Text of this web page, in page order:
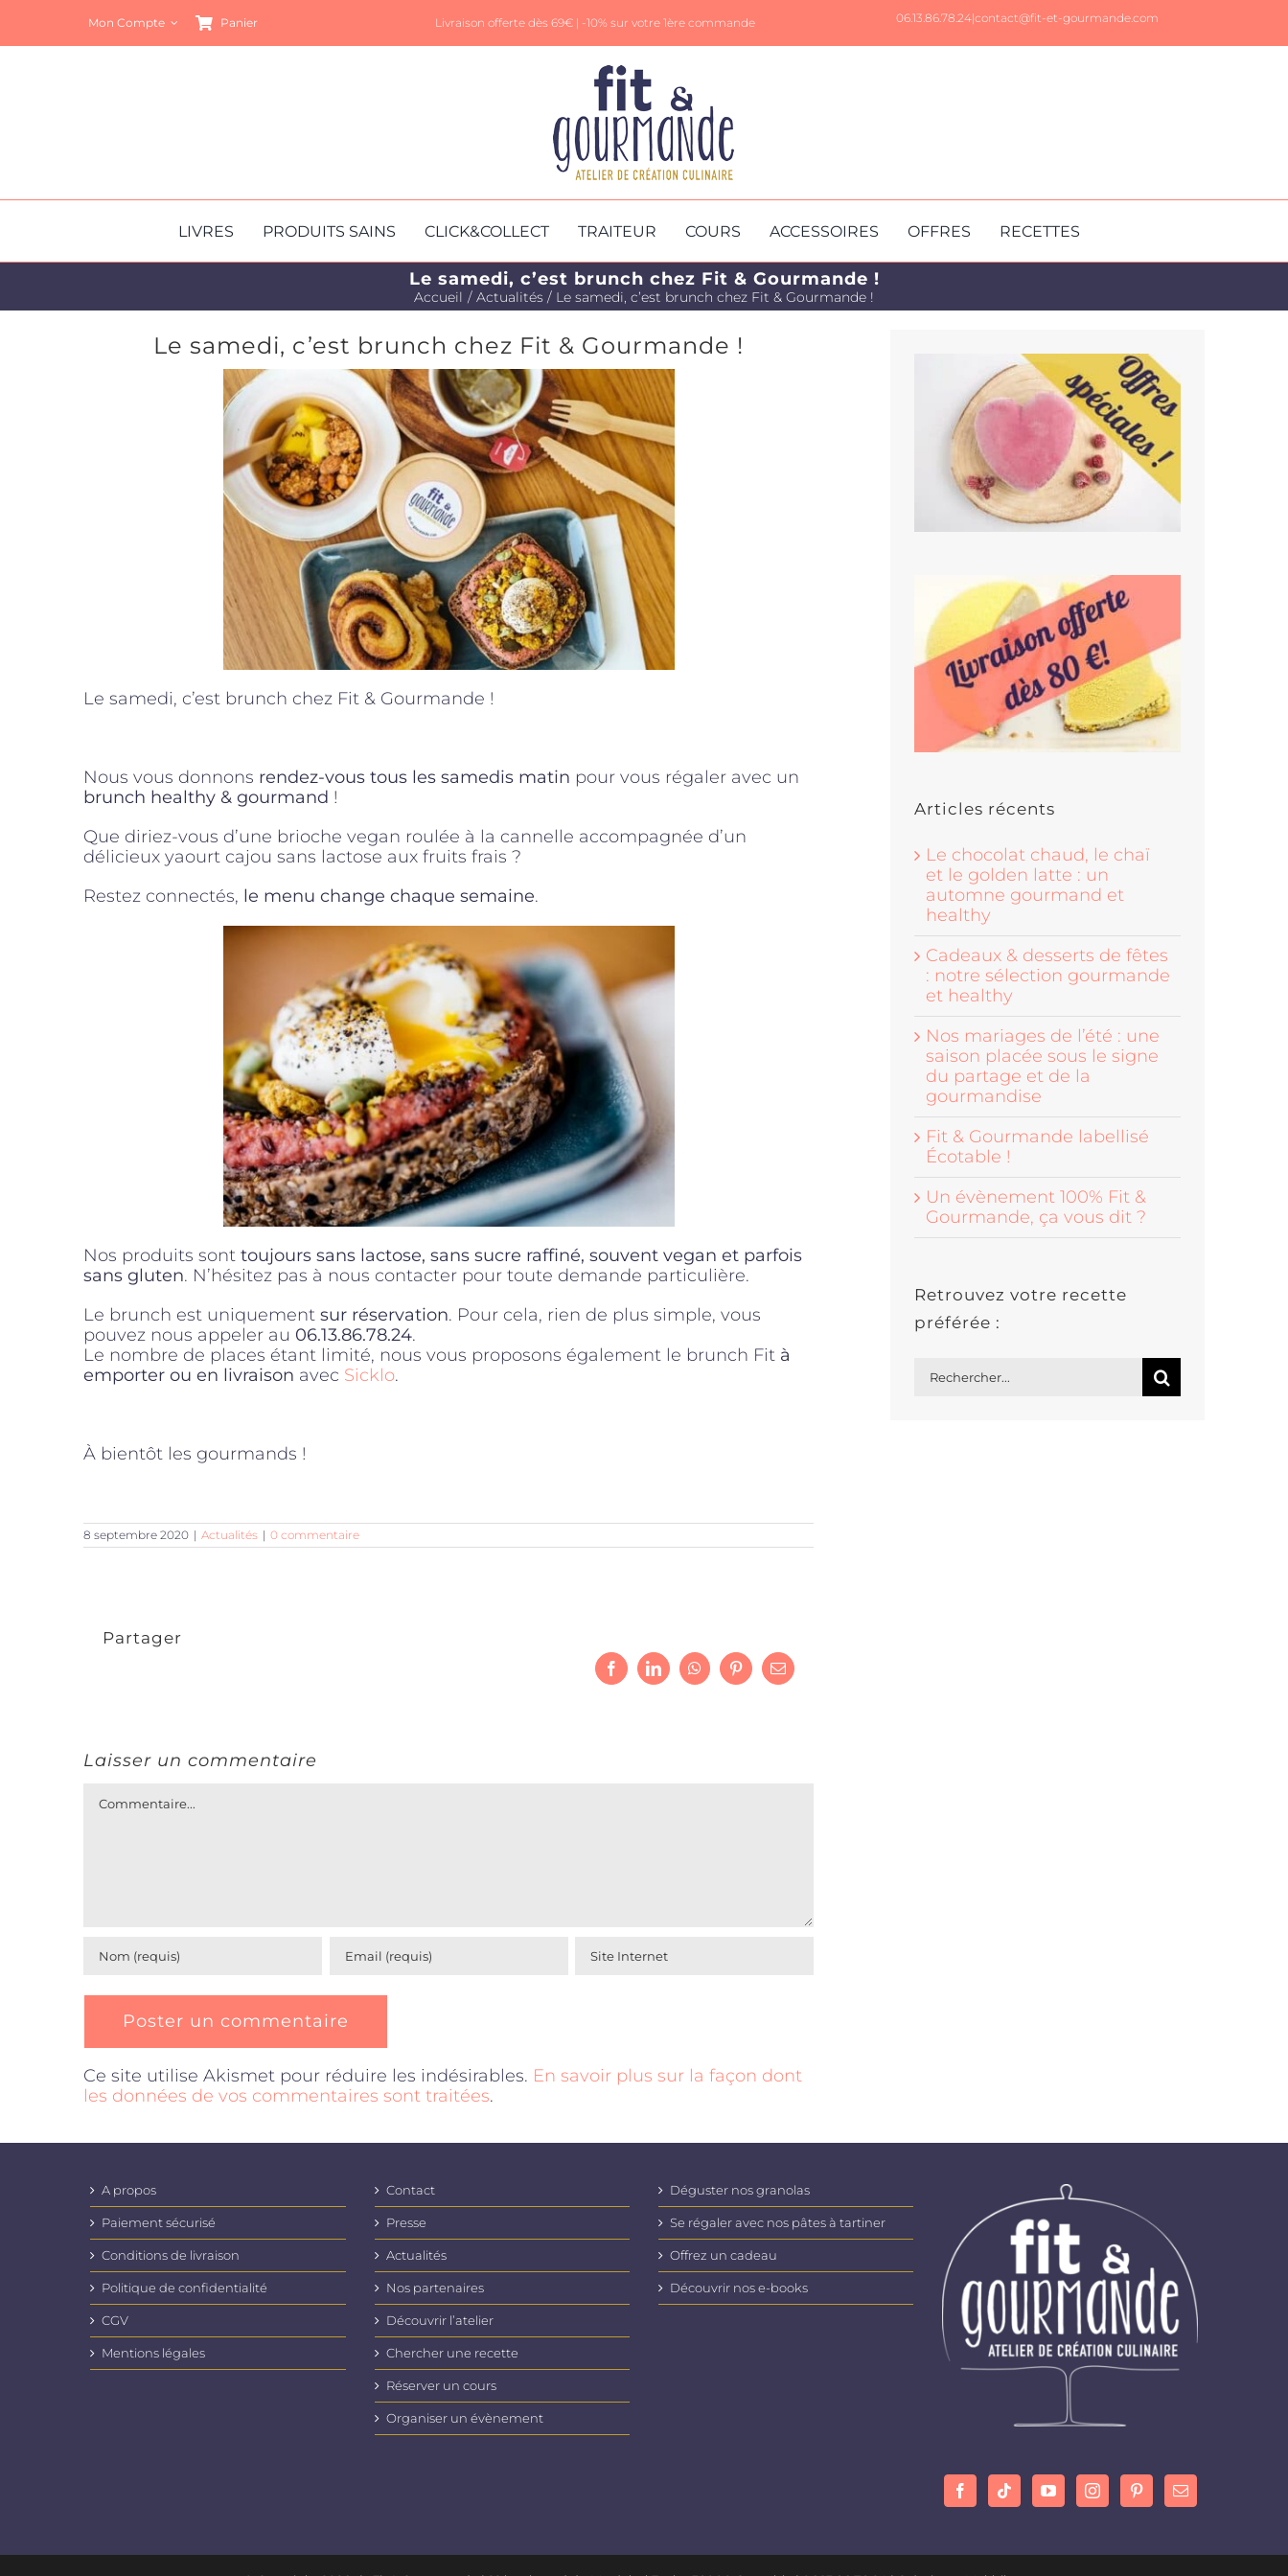
contenu
Mon Compte Panier Livraison offerte dès 69€ | -10% sur votre 1ère commande 06.13.86.78.24|contact@fit-et-gourmande.com
LIVRES PRODUITS SAINS CLICK&COLLECT TRAITEUR COURS ACCESSOIRES OFFRES RECETTES
Le samedi, c’est brunch chez Fit & Gourmande !
Accueil Actualités Le samedi, c’est brunch chez Fit & Gourmande !
Le samedi, c’est brunch chez Fit & Gourmande !
Le samedi, c’est brunch chez Fit & Gourmande !
Nous vous donnons rendez-vous tous les samedis matin pour vous régaler avec un
brunch healthy & gourmand !
Que diriez-vous d’une brioche vegan roulée à la cannelle accompagnée d’un
délicieux yaourt cajou sans lactose aux fruits frais ?
Restez connectés, le menu change chaque semaine.
Nos produits sont toujours sans lactose, sans sucre raffiné, souvent vegan et parfois
sans gluten. N’hésitez pas à nous contacter pour toute demande particulière.
Le brunch est uniquement sur réservation. Pour cela, rien de plus simple, vous
pouvez nous appeler au 06.13.86.78.24.
Le nombre de places étant limité, nous vous proposons également le brunch Fit à
emporter ou en livraison avec Sicklo.
À bientôt les gourmands !
8 septembre 2020 | Actualités | 0 commentaire
Partager
FacebookLinkedInWhatsAppPinterestEmail
Laisser un commentaire
Ce site utilise Akismet pour réduire les indésirables. En savoir plus sur la façon dont
les données de vos commentaires sont traitées.
Articles récents
Le chocolat chaud, le chaï
et le golden latte : un
automne gourmand et
healthy
Cadeaux & desserts de fêtes
: notre sélection gourmande
et healthy
Nos mariages de l’été : une
saison placée sous le signe
du partage et de la
gourmandise
Fit & Gourmande labellisé
Écotable !
Un évènement 100% Fit &
Gourmande, ça vous dit ?
Retrouvez votre recette
préférée :
A propos
Paiement sécurisé
Conditions de livraison
Politique de confidentialité
CGV
Mentions légales
Contact
Presse
Actualités
Nos partenaires
Découvrir l’atelier
Chercher une recette
Réserver un cours
Organiser un évènement
Déguster nos granolas
Se régaler avec nos pâtes à tartiner
Offrez un cadeau
Découvrir nos e-books